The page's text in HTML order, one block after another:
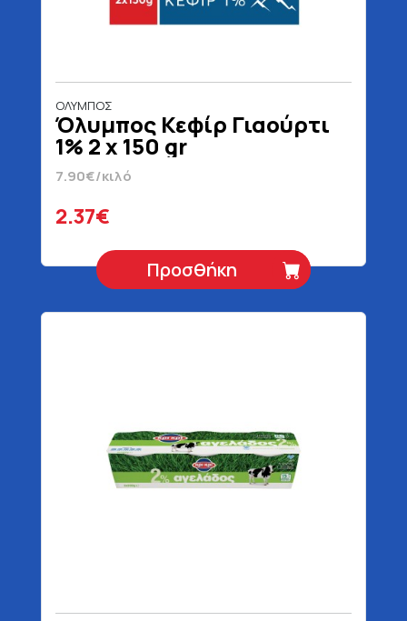
ΟΛΥΜΠΟΣ
Όλυμπος Κεφίρ Γιαούρτι
1% 2 x 150 gr
7.90€/κιλό
2.37€
Προσθήκη